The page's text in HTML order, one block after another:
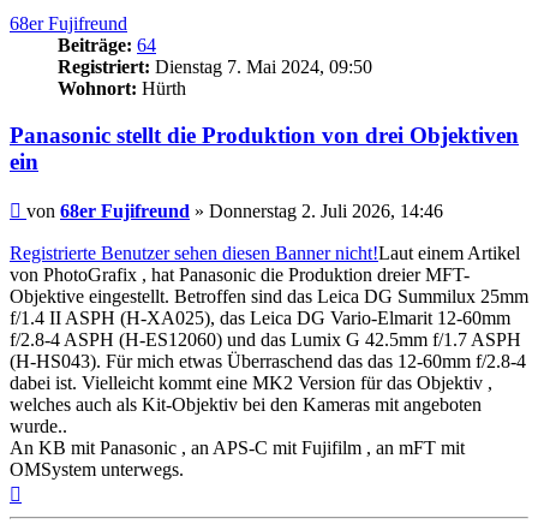
68er Fujifreund
Beiträge: 64
Registriert: Dienstag 7. Mai 2024, 09:50
Wohnort: Hürth
Panasonic stellt die Produktion von drei Objektiven
ein
Beitrag
von 68er Fujifreund » Donnerstag 2. Juli 2026, 14:46
Registrierte Benutzer sehen diesen Banner nicht!Laut einem Artikel
von PhotoGrafix , hat Panasonic die Produktion dreier MFT-
Objektive eingestellt. Betroffen sind das Leica DG Summilux 25mm
f/1.4 II ASPH (H-XA025), das Leica DG Vario-Elmarit 12-60mm
f/2.8-4 ASPH (H-ES12060) und das Lumix G 42.5mm f/1.7 ASPH
(H-HS043). Für mich etwas Überraschend das das 12-60mm f/2.8-4
dabei ist. Vielleicht kommt eine MK2 Version für das Objektiv ,
welches auch als Kit-Objektiv bei den Kameras mit angeboten
wurde..
An KB mit Panasonic , an APS-C mit Fujifilm , an mFT mit
OMSystem unterwegs.
oben